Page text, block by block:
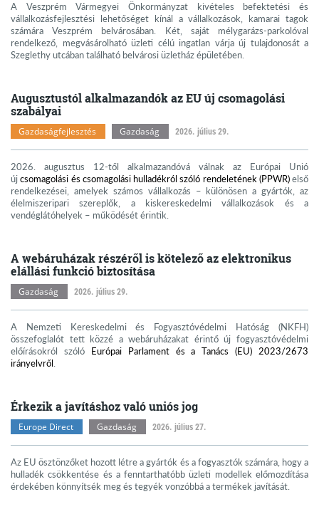
A Veszprém Vármegyei Önkormányzat kivételes befektetési és
vállalkozásfejlesztési lehetőséget kínál a vállalkozások, kamarai tagok
számára Veszprém belvárosában. Két, saját mélygarázs-parkolóval
rendelkező, megvásárolható üzleti célú ingatlan várja új tulajdonosát a
Szeglethy utcában található belvárosi üzletház épületében.
Augusztustól alkalmazandók az EU új csomagolási
szabályai
Gazdaságfejlesztés Gazdaság 2026. július 29.
2026. augusztus 12-től alkalmazandóvá válnak az Európai Unió
újcsomagolási és csomagolási hulladékról szóló rendeletének (PPWR)első
rendelkezései, amelyek számos vállalkozás – különösen a gyártók, az
élelmiszeripari szereplők, a kiskereskedelmi vállalkozások és a
vendéglátóhelyek – működését érintik.
A webáruházak részéről is kötelező az elektronikus
elállási funkció biztosítása
Gazdaság 2026. július 29.
A Nemzeti Kereskedelmi és Fogyasztóvédelmi Hatóság (NKFH)
összefoglalót tett közzé a webáruházakat érintő új fogyasztóvédelmi
előírásokról szóló Európai Parlament és a Tanács (EU) 2023/2673
irányelvről.
Érkezik a javításhoz való uniós jog
Europe Direct Gazdaság 2026. július 27.
Az EU ösztönzőket hozott létre a gyártók és a fogyasztók számára, hogy a
hulladék csökkentése és a fenntarthatóbb üzleti modellek előmozdítása
érdekében könnyítsék meg és tegyék vonzóbbá a termékek javítását.